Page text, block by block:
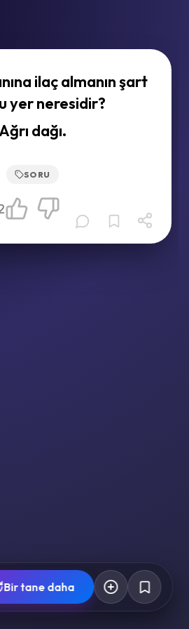
ilaç almanın şart
yer neresidir?
dağı.
SORU
Bir tane daha